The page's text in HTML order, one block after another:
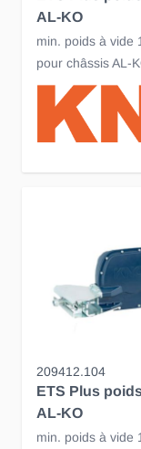
AL-KO
min. poids à vide
pour châssis AL-
209412.104
ETS Plus
AL-KO
min. poids à vide